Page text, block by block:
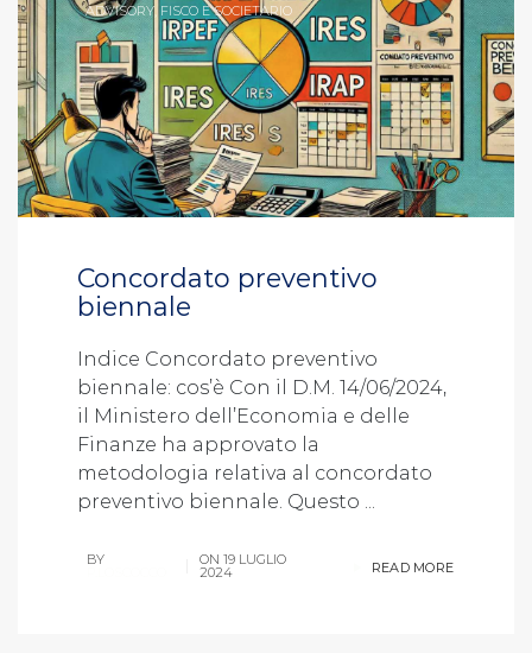
ADVISORY FISCO E SOCIETARIO
Concordato preventivo
biennale
Indice Concordato preventivo
biennale: cos’è Con il D.M. 14/06/2024,
il Ministero dell’Economia e delle
Finanze ha approvato la
metodologia relativa al concordato
preventivo biennale. Questo ...
BY ON 19 LUGLIO
2024 READ MORE